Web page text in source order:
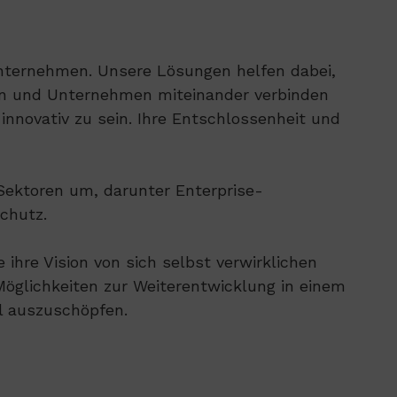
Unsere Lösungen helfen dabei,
und Unternehmen miteinander verbinden
zu sein. Ihre Entschlossenheit und
um, darunter Enterprise-
Vision von sich selbst verwirklichen
zur Weiterentwicklung in einem